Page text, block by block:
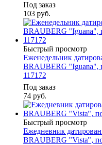
Под заказ
103 руб.
Быстрый просмотр
Еженедельник
BRAUBERG "Iguana",
117172
Под заказ
74 руб.
Быстрый просмотр
Ежедневник
BRAUBERG "Vista",